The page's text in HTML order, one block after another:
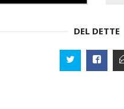
DEL DETTE